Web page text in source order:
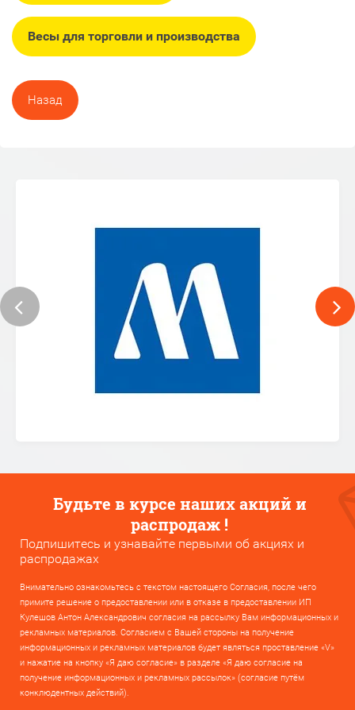
Весы для торговли и производства
Назад
Будьте в курсе наших акций и
распродаж !
Подпишитесь и узнавайте первыми об акциях и
распродажах
Внимательно ознакомьтесь с текстом настоящего Согласия, после чего
примите решение о предоставлении или в отказе в предоставлении ИП
Кулешов Антон Александрович согласия на рассылку Вам информационных и
рекламных материалов. Согласием с Вашей стороны на получение
информационных и рекламных материалов будет являться проставление «V»
и нажатие на кнопку «Я даю согласие» в разделе «Я даю согласие на
получение информационных и рекламных рассылок» (согласие путём
конклюдентных действий).